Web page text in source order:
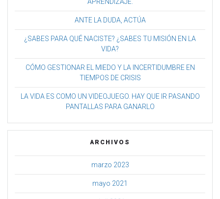
ANTE LA DUDA, ACTÚA
¿SABES PARA QUÉ NACISTE? ¿SABES TU MISIÓN EN LA
VIDA?
CÓMO GESTIONAR EL MIEDO Y LA INCERTIDUMBRE EN
TIEMPOS DE CRISIS
LA VIDA ES COMO UN VIDEOJUEGO. HAY QUE IR PASANDO
PANTALLAS PARA GANARLO
ARCHIVOS
marzo 2023
mayo 2021